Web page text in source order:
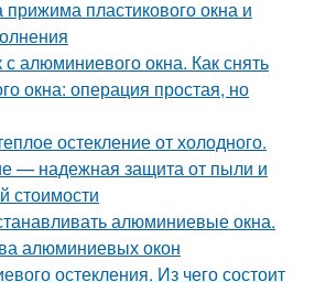
прижима пластикового окна и
с алюминиевого окна. Как снять
окна: операция простая, но
остекление от холодного.
— надежная защита от пыли и
стоимости
алюминиевые окна.
алюминиевых окон
остекления. Из чего состоит